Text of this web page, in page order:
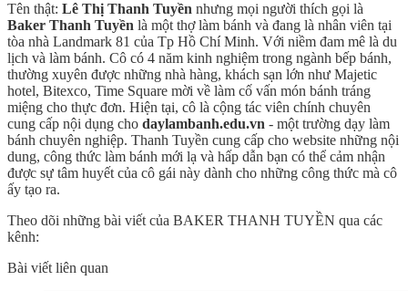
Tên thật: Lê Thị Thanh Tuyền nhưng mọi người thích gọi là
Baker Thanh Tuyền là một thợ làm bánh và đang là nhân viên tại
tòa nhà Landmark 81 của Tp Hồ Chí Minh. Với niềm đam mê là du
lịch và làm bánh. Cô có 4 năm kinh nghiệm trong ngành bếp bánh,
thường xuyên được những nhà hàng, khách sạn lớn như Majetic
hotel, Bitexco, Time Square mời về làm cố vấn món bánh tráng
miệng cho thực đơn. Hiện tại, cô là cộng tác viên chính chuyên
cung cấp nội dụng cho daylambanh.edu.vn - một trường dạy làm
bánh chuyên nghiệp. Thanh Tuyền cung cấp cho website những nội
dung, công thức làm bánh mới lạ và hấp dẫn bạn có thể cảm nhận
được sự tâm huyết của cô gái này dành cho những công thức mà cô
ấy tạo ra.
Theo dõi những bài viết của BAKER THANH TUYỀN qua các
kênh:
Bài viết liên quan